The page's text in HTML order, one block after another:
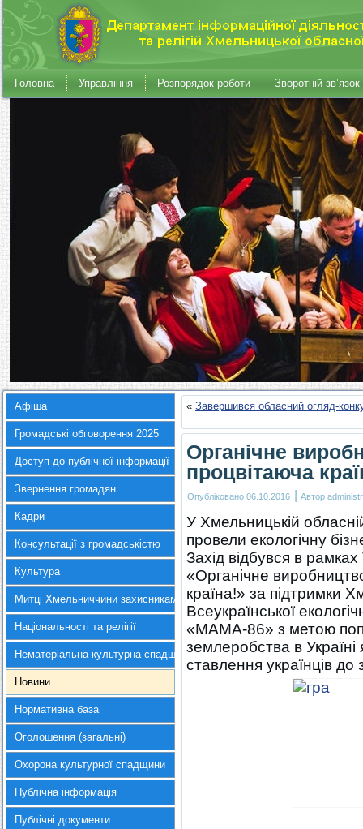
Головна Управління Розпорядок роботи Зворотній зв’язок
Афіша
Громадські обговорення 2025
Доступ до публічної інформації
Звернення громадян
Кадри
Консультації з громадськістю
Культура
Митці Хмельниччини захисникам України
Національності та релігії
Нематеріальна культурна спадщина
Новини
Нормативна база
Оголошення (загальні)
Охорона культурної спадщини
Публічна інформація
Публічні документи
« Завершився обласний огляд-
Органічне
процвітаюча
Опубліковано 06.10.2016 | Автор
У Хмельницькій
провели екологічну
Захід відбувся в
«Органічне
країна!» за підтримки
Всеукраїнської
«МАМА-86» з метою
землеробства в Україні
ставлення українців до